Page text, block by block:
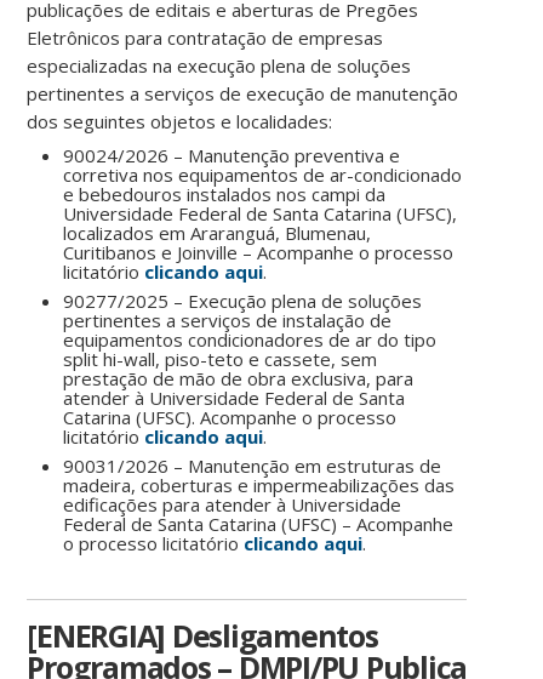
publicações de editais e aberturas de Pregões
Eletrônicos para contratação de empresas
especializadas na execução plena de soluções
pertinentes a serviços de execução de manutenção
dos seguintes objetos e localidades:
90024/2026 – Manutenção preventiva e
corretiva nos equipamentos de ar-condicionado
e bebedouros instalados nos campi da
Universidade Federal de Santa Catarina (UFSC),
localizados em Araranguá, Blumenau,
Curitibanos e Joinville – Acompanhe o processo
licitatório clicando aqui.
90277/2025 – Execução plena de soluções
pertinentes a serviços de instalação de
equipamentos condicionadores de ar do tipo
split hi-wall, piso-teto e cassete, sem
prestação de mão de obra exclusiva, para
atender à Universidade Federal de Santa
Catarina (UFSC). Acompanhe o processo
licitatório clicando aqui.
90031/2026 – Manutenção em estruturas de
madeira, coberturas e impermeabilizações das
edificações para atender à Universidade
Federal de Santa Catarina (UFSC) – Acompanhe
o processo licitatório clicando aqui.
[ENERGIA] Desligamentos
Programados – DMPI/PU Publica